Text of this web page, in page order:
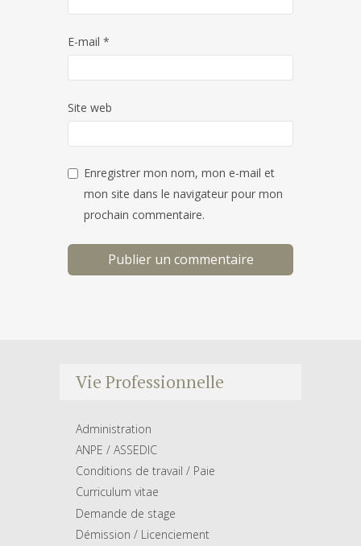
E-mail *
Site web
Enregistrer mon nom, mon e-mail et
mon site dans le navigateur pour mon
prochain commentaire.
Vie Professionnelle
Administration
ANPE / ASSEDIC
Conditions de travail / Paie
Curriculum vitae
Demande de stage
Démission / Licenciement